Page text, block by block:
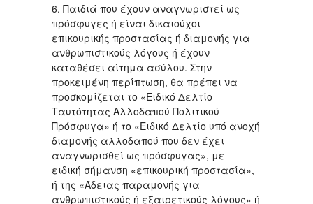
6. Παιδιά που έχουν αναγνωριστεί ως
πρόσφυγες ή είναι δικαιούχοι
επικουρικής προστασίας ή διαμονής για
ανθρωπιστικούς λόγους ή έχουν
καταθέσει αίτημα ασύλου. Στην
προκειμένη περίπτωση, θα πρέπει να
προσκομίζεται το «Ειδικό Δελτίο
Ταυτότητας Αλλοδαπού Πολιτικού
Πρόσφυγα» ή το «Ειδικό Δελτίο υπό ανοχή
διαμονής αλλοδαπού που δεν έχει
αναγνωρισθεί ως πρόσφυγας», με
ειδική σήμανση «επικουρική προστασία»,
ή της «Άδειας παραμονής για
ανθρωπιστικούς ή εξαιρετικούς λόγους» ή